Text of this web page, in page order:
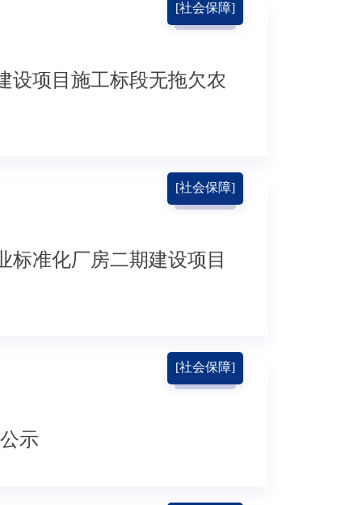
[社会保障]
设项目施工标段无拖欠农
[社会保障]
标准化厂房二期建设项目
[社会保障]
示